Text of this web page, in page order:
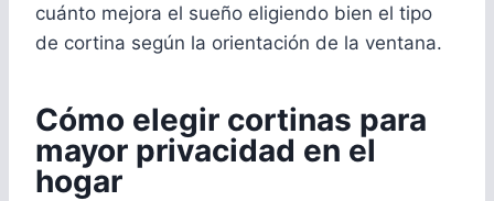
cuánto mejora el sueño eligiendo bien el tipo
de cortina según la orientación de la ventana.
Cómo elegir cortinas para
mayor privacidad en el
hogar